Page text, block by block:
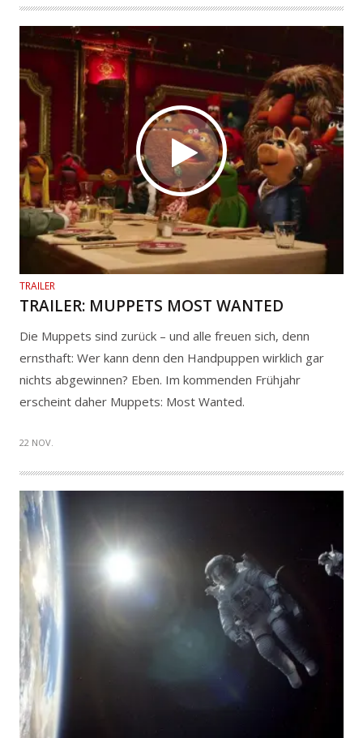
TRAILER
TRAILER: MUPPETS MOST WANTED
Die Muppets sind zurück – und alle freuen sich, denn
ernsthaft: Wer kann denn den Handpuppen wirklich gar
nichts abgewinnen? Eben. Im kommenden Frühjahr
erscheint daher Muppets: Most Wanted.
22 NOV.